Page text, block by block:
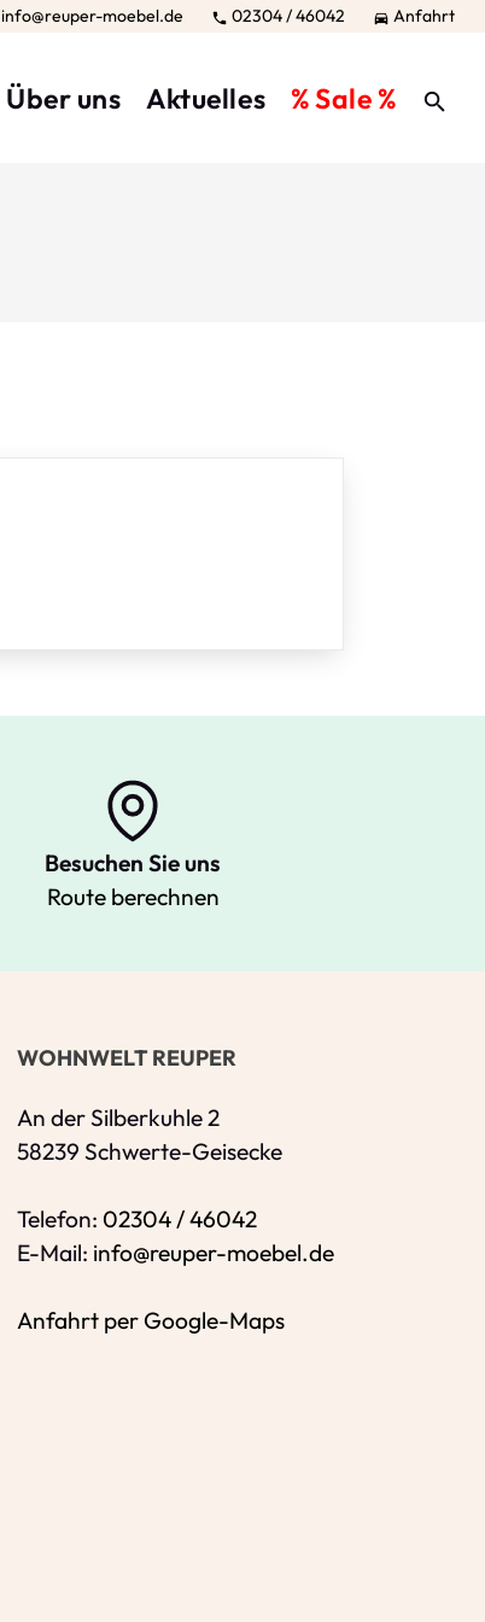
info@reuper-moebel.de  02304 / 46042  Anfahrt
Über uns Aktuelles % Sale %
Besuchen Sie uns
Route berechnen
WOHNWELT REUPER
An der Silberkuhle 2
58239 Schwerte-Geisecke
Telefon: 02304 / 46042
E-Mail: info@reuper-moebel.de
Anfahrt per Google-Maps
Alle mit Stern gekennzeichneten Felder
Name*
Bitte geben Sie Ihren vollständigen
Telefon*